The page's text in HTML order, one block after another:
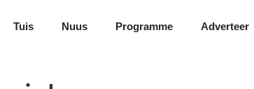
Tuis Nuus Programme Adverteer